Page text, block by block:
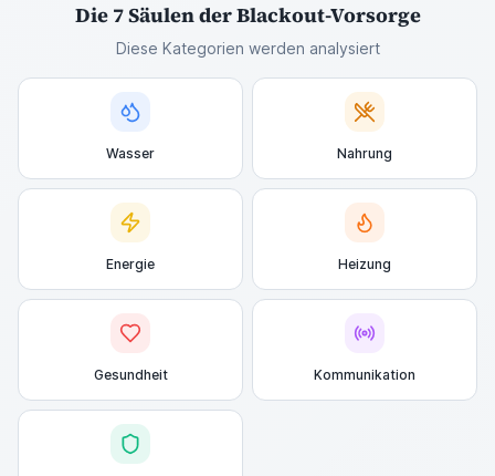
Die 7 Säulen der Blackout-Vorsorge
Diese Kategorien werden analysiert
Wasser Nahrung
Energie Heizung
Gesundheit Kommunikation